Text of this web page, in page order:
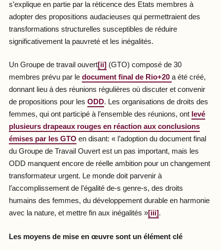
s’explique en partie par la réticence des Etats membres à
adopter des propositions audacieuses qui permettraient des
transformations structurelles susceptibles de réduire
significativement la pauvreté et les inégalités.
Un Groupe de travail ouvert[ii] (GTO) composé de 30
membres prévu par le document final de Rio+20 a été créé,
donnant lieu à des réunions régulières où discuter et convenir
de propositions pour les ODD. Les organisations de droits des
femmes, qui ont participé à l’ensemble des réunions, ont levé
plusieurs drapeaux rouges en réaction aux conclusions
émises par les GTO en disant: « l’adoption du document final
du Groupe de Travail Ouvert est un pas important, mais les
ODD manquent encore de réelle ambition pour un changement
transformateur urgent. Le monde doit parvenir à
l’accomplissement de l’égalité de-s genre-s, des droits
humains des femmes, du développement durable en harmonie
avec la nature, et mettre fin aux inégalités »[iii].
Les moyens de mise en œuvre sont un élément clé